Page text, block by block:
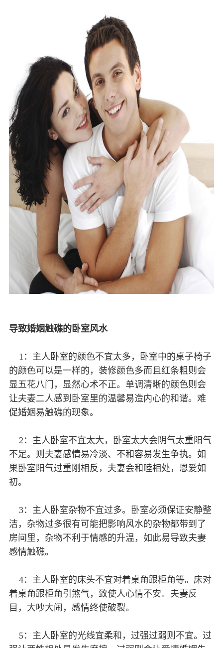
导致婚姻触礁的卧室风水
1：主人卧室的颜色不宜太多，卧室中的桌子椅子
的颜色可以是一样的，装修颜色多而且红条粗则会
显五花八门，显然心术不正。单调清晰的颜色则会
让夫妻二人感到卧室里的温馨易造内心的和谐。难
促婚姻易触礁的现象。
2：主人卧室不宜太大，卧室太大会阴气太重阳气
不足。则夫妻感情易冷淡、不和容易发生争执。如
果卧室阳气过重刚相反，夫妻会和睦相处，恩爱如
初。
3：主人卧室杂物不宜过多。卧室必须保证安静整
洁，杂物过多很有可能把影响风水的杂物都带到了
房间里，杂物不利于情感的升温，如此易导致夫妻
感情触礁。
4：主人卧室的床头不宜对着桌角跟柜角等。床对
着桌角跟柜角引煞气，致使人心情不安。夫妻反
目，大吵大闹，感情终使破裂。
5：主人卧室的光线宜柔和，过强过弱则不宜。过